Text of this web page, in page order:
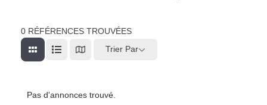
0 RÉFÉRENCES TROUVÉES
Trier Par
Pas d'annonces trouvé.